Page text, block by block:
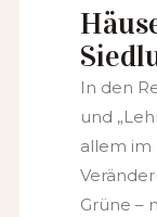
In den
und
allem im
Grüne –